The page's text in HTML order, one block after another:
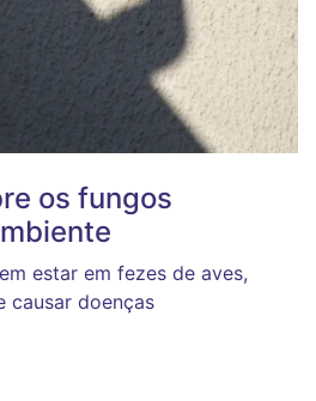
os fungos
estar em fezes de aves,
causar doenças